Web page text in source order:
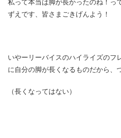
私って本当は脚が長かったのね！っ
ずえです、皆さまごきげんよう！
いやーリーバイスのハイライズのフ
に自分の脚が長くなるものだから、
（長くなってはない）